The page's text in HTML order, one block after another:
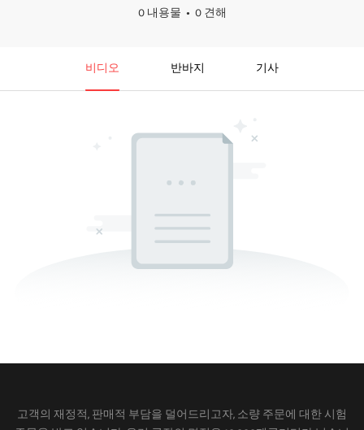
0 내용물
0 견해
비디오 반바지 기사
고객의 재정적, 판매적 부담을 덜어드리고자, 소량 주문에 대한 시험